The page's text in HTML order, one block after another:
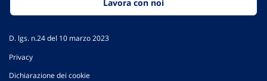
Lavora con noi
D. lgs. n.24 del 10 marzo 2023
Privacy
Dichiarazione dei cookie